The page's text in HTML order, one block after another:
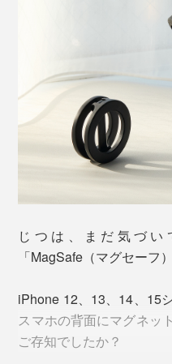
じつは、まだ気づい
「MagSafe（マグセーフ
iPhone 12、13、14、15
スマホの背面にマグネッ
ご存知でしたか？